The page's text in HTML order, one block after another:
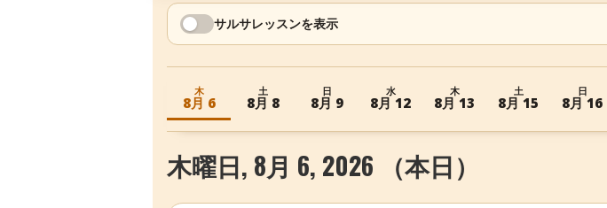
サルサレッスンを表示
木
8月 6
土
8月 8
日
8月 9
水
8月 12
木
8月 13
土
8月 15
日
8月 16
木曜日, 8月 6, 2026 （本日）